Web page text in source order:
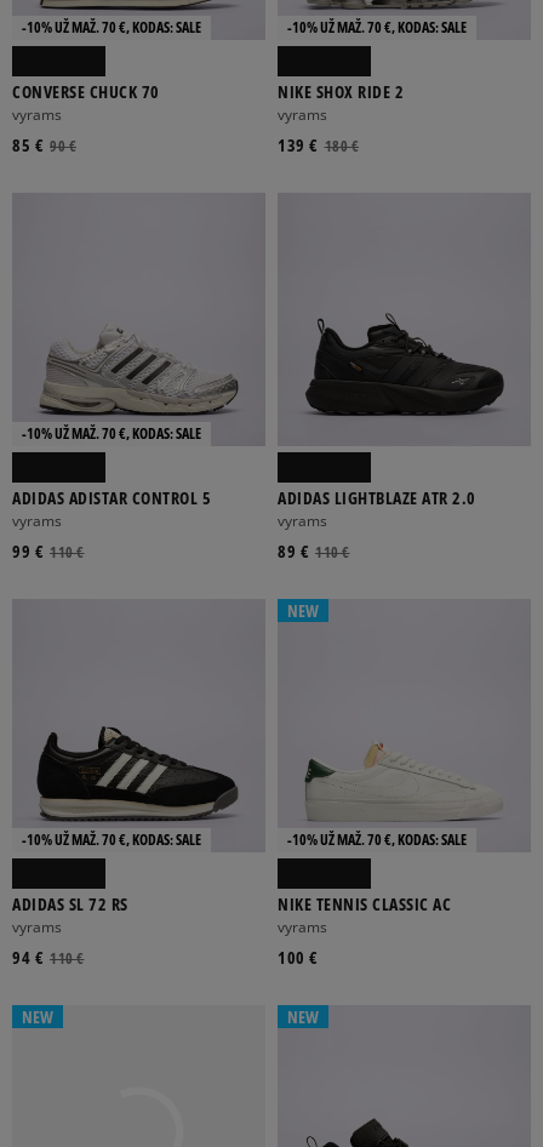
-10% UŽ MAŽ. 70 €, KODAS: SALE
CONVERSE CHUCK 70
vyrams
90 €
85 €
-10% UŽ MAŽ. 70 €, KODAS: SALE
NIKE SHOX RIDE 2
vyrams
180 €
139 €
-10% UŽ MAŽ. 70 €, KODAS: SALE
ADIDAS ADISTAR CONTROL 5
vyrams
110 €
99 €
ADIDAS LIGHTBLAZE ATR 2.0
vyrams
110 €
89 €
-10% UŽ MAŽ. 70 €, KODAS: SALE
ADIDAS SL 72 RS
vyrams
110 €
94 €
NEW
-10% UŽ MAŽ. 70 €, KODAS: SALE
NIKE TENNIS CLASSIC AC
vyrams
100 €
NEW NEW